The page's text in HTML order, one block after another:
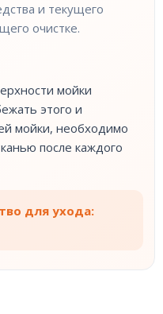
и текущего
очистке.
мойки
этого и
мойки, необходимо
после каждого
для ухода: